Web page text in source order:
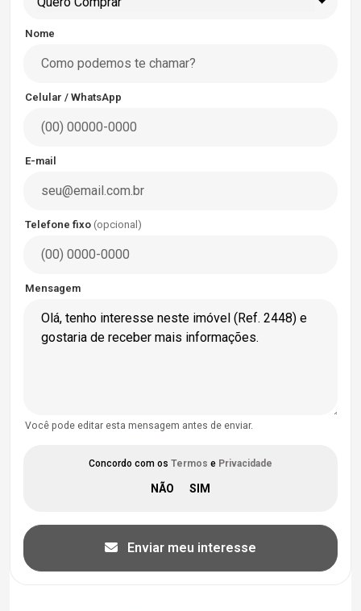
Nome
Celular / WhatsApp
E-mail
Telefone fixo (opcional)
Mensagem
Você pode editar esta mensagem antes de enviar.
Concordo com os Termos e Privacidade
Enviar meu interesse